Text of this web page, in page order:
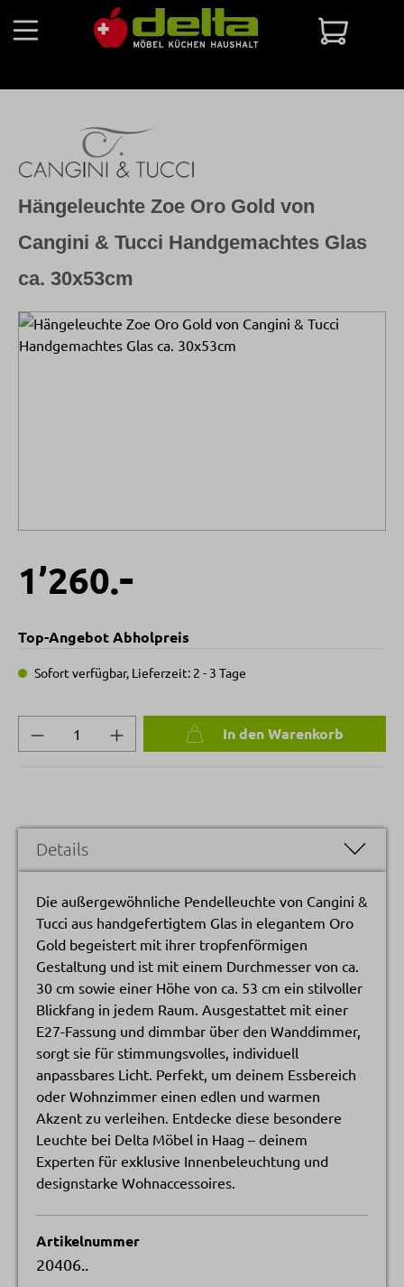
Zum Hauptinhalt springen
Bildergalerie überspringen
Hängeleuchte Zoe Oro Gold von
Cangini & Tucci Handgemachtes Glas
ca. 30x53cm
1’260.-
Top-Angebot Abholpreis
Sofort verfügbar, Lieferzeit: 2 - 3 Tage
Produkt Anzahl: Gib den gewünschten
In den Warenkorb
Details
Die außergewöhnliche Pendelleuchte von Cangini &
Tucci aus handgefertigtem Glas in elegantem Oro
Gold begeistert mit ihrer tropfenförmigen
Gestaltung und ist mit einem Durchmesser von ca.
30 cm sowie einer Höhe von ca. 53 cm ein stilvoller
Blickfang in jedem Raum. Ausgestattet mit einer
E27-Fassung und dimmbar über den Wanddimmer,
sorgt sie für stimmungsvolles, individuell
anpassbares Licht. Perfekt, um deinem Essbereich
oder Wohnzimmer einen edlen und warmen
Akzent zu verleihen. Entdecke diese besondere
Leuchte bei Delta Möbel in Haag – deinem
Experten für exklusive Innenbeleuchtung und
designstarke Wohnaccessoires.
Artikelnummer
20406..